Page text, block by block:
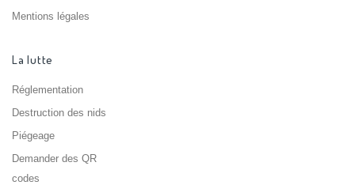
Mentions légales
La lutte
Réglementation
Destruction des nids
Piégeage
Demander des QR
codes